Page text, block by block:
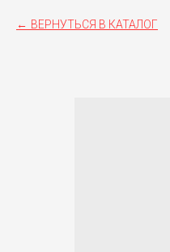
ВЕРНУТЬСЯ В КАТАЛОГ